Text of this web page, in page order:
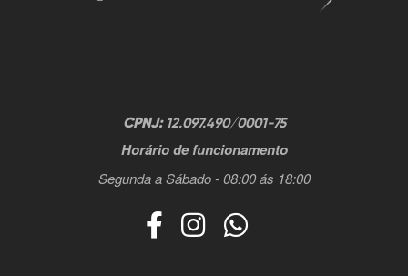
CPNJ:12.097.490/0001-75
Horário de funcionamento
Segunda a Sábado - 08:00 ás 18:00